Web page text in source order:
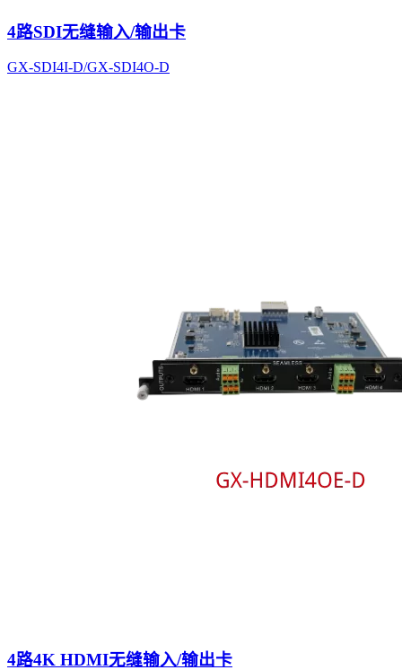
4路SDI无缝输入/输出卡
GX-SDI4I-D/GX-SDI4O-D
4路4K HDMI无缝输入/输出卡